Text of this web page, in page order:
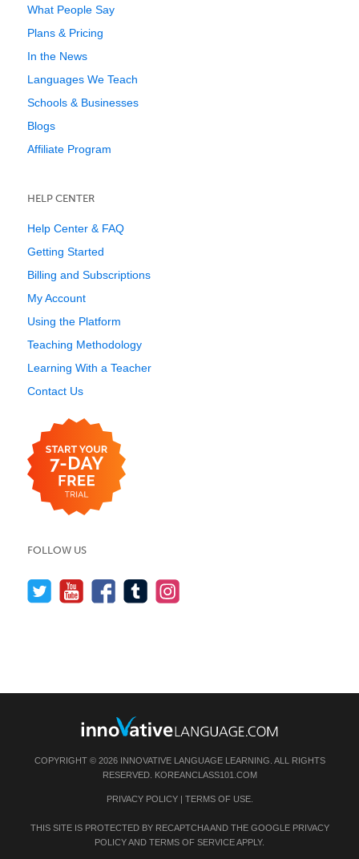
What People Say
Plans & Pricing
In the News
Languages We Teach
Schools & Businesses
Blogs
Affiliate Program
HELP CENTER
Help Center & FAQ
Getting Started
Billing and Subscriptions
My Account
Using the Platform
Teaching Methodology
Learning With a Teacher
Contact Us
FOLLOW US
COPYRIGHT © 2026 INNOVATIVE LANGUAGE LEARNING. ALL RIGHTS
RESERVED. KOREANCLASS101.COM
PRIVACY POLICY| TERMS OF USE.
THIS SITE IS PROTECTED BY RECAPTCHA AND THE GOOGLE PRIVACY
POLICYAND TERMS OF SERVICEAPPLY.